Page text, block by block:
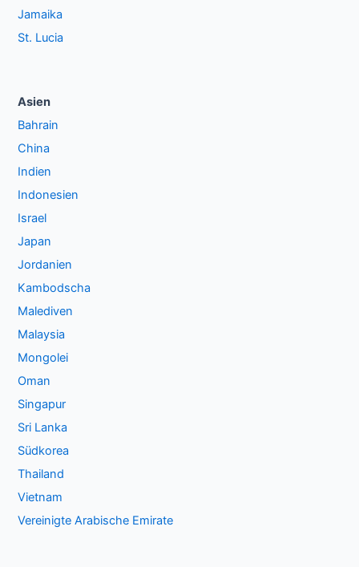
Jamaika
St. Lucia
Asien
Bahrain
China
Indien
Indonesien
Israel
Japan
Jordanien
Kambodscha
Malediven
Malaysia
Mongolei
Oman
Singapur
Sri Lanka
Südkorea
Thailand
Vietnam
Vereinigte Arabische Emirate